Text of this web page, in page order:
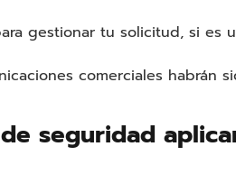
gestionar tu solicitud, si
comerciales habrán
seguridad